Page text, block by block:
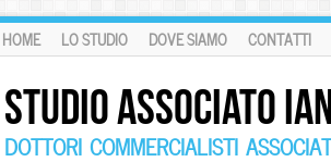
HOME LO STUDIO DOVE SIAMO CONTATTI
STUDIO ASSOCIATO
DOTTORI COMMERCIALISTI